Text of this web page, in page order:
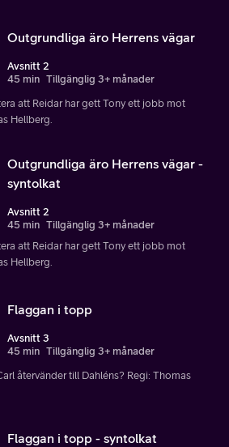
Outgrundliga äro Herrens vägar
Avsnitt 2
45 min Tillgänglig 3+ månader
att Reidar har gett Tony ett jobb mot
Hellberg.
Outgrundliga äro Herrens vägar -
syntolkat
Avsnitt 2
45 min Tillgänglig 3+ månader
att Reidar har gett Tony ett jobb mot
Hellberg.
Flaggan i topp
Avsnitt 3
45 min Tillgänglig 3+ månader
återvänder till Dahléns? Regi: Thomas
Flaggan i topp - syntolkat